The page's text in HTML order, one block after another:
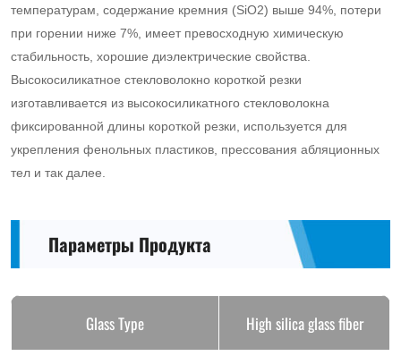
from
high
silica
glass
fiber
fixed
yarn
short
cut,
to
температурам, содержание кремния (SiO2) выше 94%, потери
при горении ниже 7%, имеет превосходную химическую
стабильность, хорошие диэлектрические свойства.
Высокосиликатное стекловолокно короткой резки
изготавливается из высокосиликатного стекловолокна
фиксированной длины короткой резки, используется для
укрепления фенольных пластиков, прессования абляционных
тел и так далее.
Параметры Продукта
Glass Type High silica glass fiber